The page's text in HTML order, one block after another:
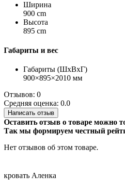
Ширина
900 cm
Высота
895 cm
Габариты и вес
Габариты (ШхВхГ)
900×895×2010 мм
Отзывов: 0
Средняя оценка: 0.0
Написать отзыв
Оставить отзыв о товаре можно
Так мы формируем честный
Нет отзывов об этом товаре.
кровать Аленка